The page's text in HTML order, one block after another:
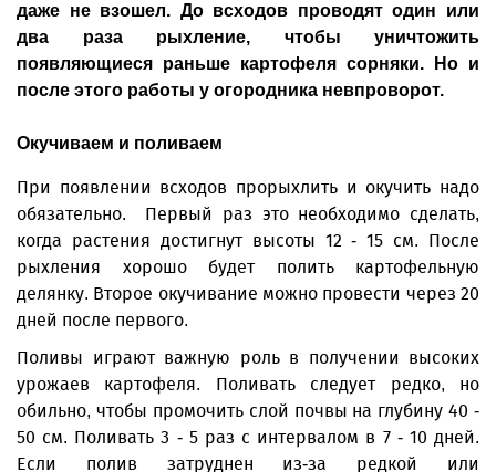
даже не взошел. До всходов проводят один или
два раза рыхление, чтобы уничтожить
появляющиеся раньше картофеля сорняки. Но и
после этого работы у огородника невпроворот.
Окучиваем и поливаем
При появлении всходов прорыхлить и окучить надо
обязательно. Первый раз это необходимо сделать,
когда растения достигнут высоты 12 - 15 см. После
рыхления хорошо будет полить картофельную
делянку. Второе окучивание можно провести через 20
дней после первого.
Поливы играют важную роль в получении высоких
урожаев картофеля. Поливать следует редко, но
обильно, чтобы промочить слой поч­вы на глубину 40 -
50 см. Поливать 3 - 5 раз с интервалом в 7 - 10 дней.
Если полив затруднен из-за редкой или